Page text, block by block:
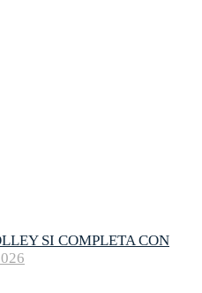
SI COMPLETA CON